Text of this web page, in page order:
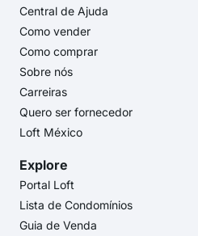
Central de Ajuda
Como vender
Como comprar
Sobre nós
Carreiras
Quero ser fornecedor
Loft México
Explore
Portal Loft
Lista de Condomínios
Guia de Venda